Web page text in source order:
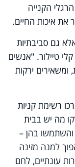
הקנייה
את איכות החיים.
גם סביבתיות
טיילור. "אנשים
ומשאירים ירקות
המומחים הן פשוטות: 1. ערכו רשימת קניות
הביקור בסופרמרקט. 2. בדקו מה יש בבית
שאריות והשתמשו בהן –
למנה מזינה
פירות עונתיים, לחם